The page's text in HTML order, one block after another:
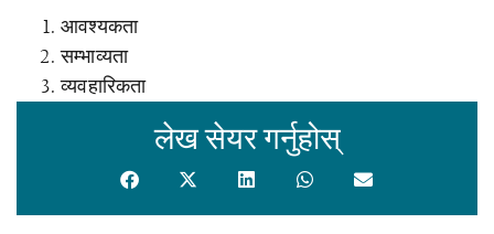
आवश्यकता
सम्भाव्यता
व्यवहारिकता
लेख सेयर गर्नुहोस्